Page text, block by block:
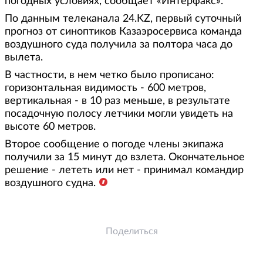
По данным телеканала 24.KZ, первый суточный
прогноз от синоптиков Казаэросервиса команда
воздушного суда получила за полтора часа до
вылета.
В частности, в нем четко было прописано:
горизонтальная видимость - 600 метров,
вертикальная - в 10 раз меньше, в результате
посадочную полосу летчики могли увидеть на
высоте 60 метров.
Второе сообщение о погоде члены экипажа
получили за 15 минут до взлета. Окончательное
решение - лететь или нет - принимал командир
воздушного судна.
Поделиться